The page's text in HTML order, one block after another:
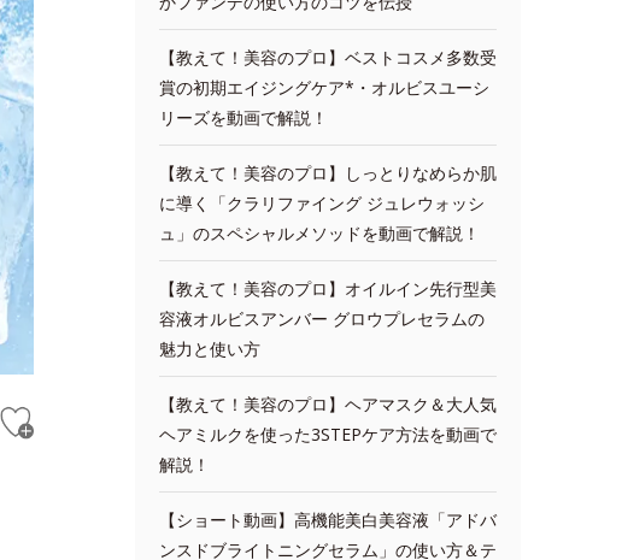
【教えて！美容のプロ】ベストコスメ多数受
賞の初期エイジングケア*・オルビスユーシ
リーズを動画で解説！
【教えて！美容のプロ】しっとりなめらか肌
に導く「クラリファイング ジュレウォッシ
ュ」のスペシャルメソッドを動画で解説！
【教えて！美容のプロ】オイルイン先行型美
容液オルビスアンバー グロウプレセラムの
魅力と使い方
【教えて！美容のプロ】ヘアマスク＆大人気
ヘアミルクを使った3STEPケア方法を動画で
解説！
【ショート動画】高機能美白美容液「アドバ
ンスドブライトニングセラム」の使い方＆テ